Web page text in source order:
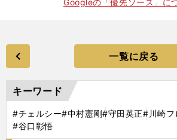
Googleの「優先ソース」に
一覧に戻る
キーワード
#チェルシー#中村憲剛#守田英正#川崎フ
#谷口彰悟